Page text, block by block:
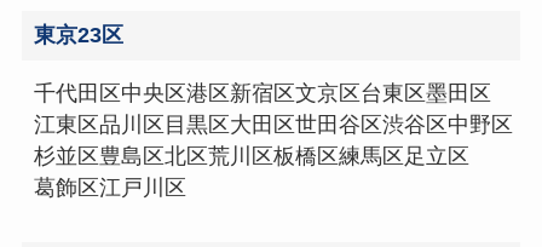
東京23区
千代田区中央区港区新宿区文京区台東区墨田区
江東区品川区目黒区大田区世田谷区渋谷区中野区
杉並区豊島区北区荒川区板橋区練馬区足立区
葛飾区江戸川区